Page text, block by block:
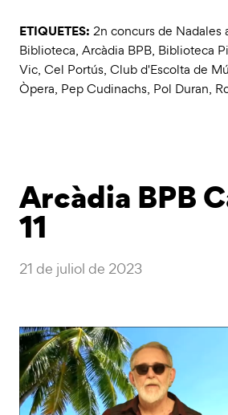
ETIQUETES: 2n concurs de Nadales
Biblioteca, Arcàdia BPB, Biblioteca
Vic, Cel Portús, Club d'Escolta de
Òpera, Pep Cudinachs, Pol Duran,
Arcàdia BPB
11
21 de juliol de 2023